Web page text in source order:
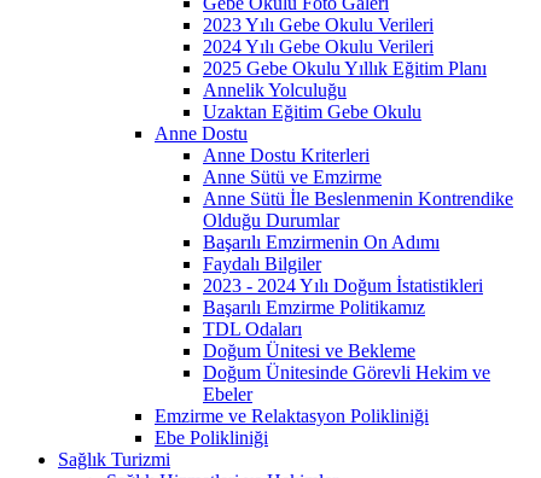
2023 Yılı Gebe Okulu Verileri
2024 Yılı Gebe Okulu Verileri
2025 Gebe Okulu Yıllık Eğitim Planı
Annelik Yolculuğu
Uzaktan Eğitim Gebe Okulu
Anne Dostu
Anne Dostu Kriterleri
Anne Sütü ve Emzirme
Anne Sütü İle Beslenmenin Kontrendike
Olduğu Durumlar
Başarılı Emzirmenin On Adımı
Faydalı Bilgiler
2023 - 2024 Yılı Doğum İstatistikleri
Başarılı Emzirme Politikamız
TDL Odaları
Doğum Ünitesi ve Bekleme
Doğum Ünitesinde Görevli Hekim ve
Ebeler
Emzirme ve Relaktasyon Polikliniği
Ebe Polikliniği
Sağlık Turizmi